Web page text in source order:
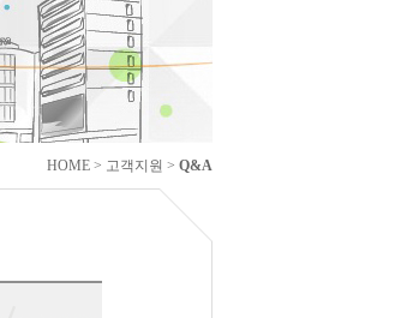
HOME > 고객지원 > Q&A